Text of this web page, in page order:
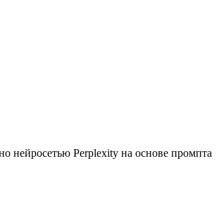
нейросетью Perplexity на основе промпта